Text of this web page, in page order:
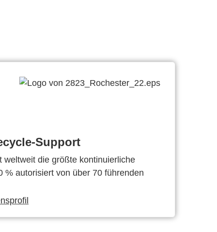
Support
weltweit die größte kontinuierliche
% autorisiert von über 70 führenden